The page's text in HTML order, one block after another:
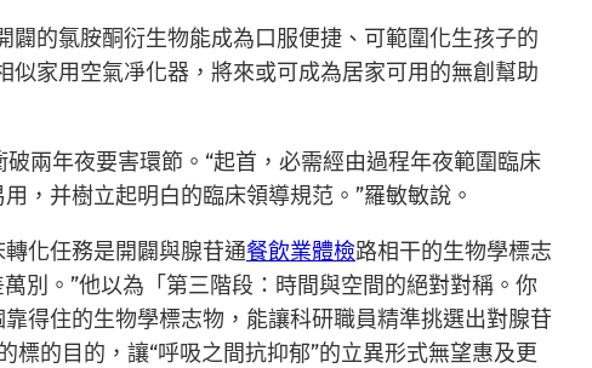
的氯胺酮衍生物能成為口服便捷、可範圍化生孩子的
家用空氣凈化器，將來或可成為居家可用的無創幫助
破兩年夜要害環節。“起首，必需經由過程年夜範圍臨床
，并樹立起明白的臨床領導規范。”羅敏敏說。
化任務是開闢與腺苷通餐飲業體檢路相干的生物學標志
別。”他以為「第三階段：時間與空間的絕對對稱。你
靠得住的生物學標志物，能讓科研職員精準挑選出對腺苷
標的目的，讓“呼吸之間抗抑郁”的立異形式無望惠及更